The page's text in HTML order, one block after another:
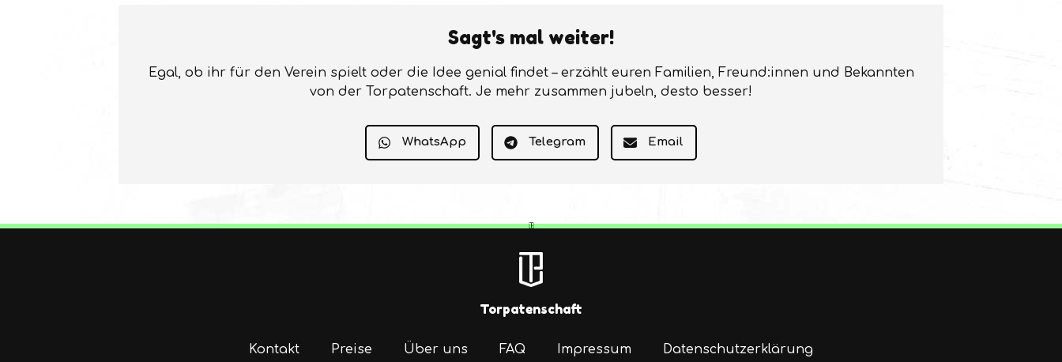
Sagt's mal weiter!
Egal, ob ihr für den Verein spielt oder die Idee genial findet – erzählt euren Familien, Freund:innen und Bekannten
von der Torpatenschaft. Je mehr zusammen jubeln, desto besser!
WhatsApp Telegram Email
Torpatenschaft
Kontakt Preise Über uns FAQ Impressum Datenschutzerklärung